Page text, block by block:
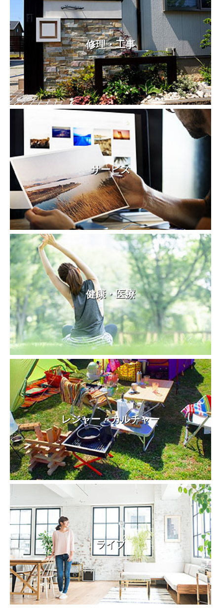
修理・工事
サービス
健康・医療
レジャー・カルチャー
ライフ